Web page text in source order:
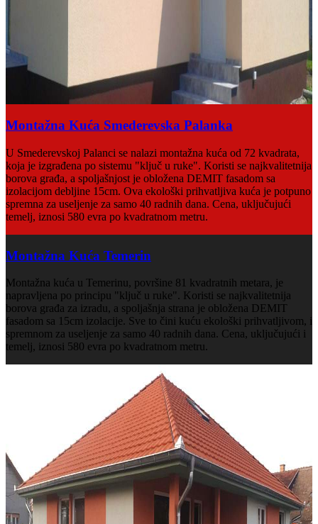
Montažna Kuća Smederevska Palanka
U Smederevskoj Palanci se nalazi montažna kuća od 72 kvadrata,
koja je izgrađena po sistemu "ključ u ruke". Koristi se najkvalitetnija
borova građa, a spoljašnjost je obložena DEMIT fasadom sa
izolacijom debljine 15cm. Ova ekološki prihvatljiva kuća je potpuno
spremna za useljenje za samo 40 radnih dana. Cena, uključujući
temelj, iznosi 580 evra po kvadratnom metru.
Montažna Kuća Temerin
Montažna kuća u Temerinu, površine 81 kvadratnih metara, je
napravljena po principu "ključ u ruke". Koristi se najkvalitetnija
borova građa za izradu, a spoljašnja strana je obložena DEMIT
fasadom sa 15cm izolacije. Sve to čini kuću ekološki prihvatljivom, i
spremnom za useljenje za samo 40 radnih dana. Cena, uključujući i
temelj, iznosi 580 evra po kvadratnom metru.